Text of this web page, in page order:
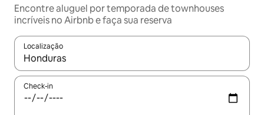
Encontre aluguel por temporada de townhouses
incríveis no Airbnb e faça sua reserva
Localização
Quando os resultados estiverem disponíveis, explore-os
Check-in